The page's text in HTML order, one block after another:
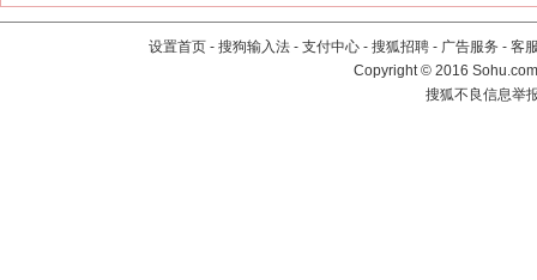
设置首页 - 搜狗输入法 - 支付中心 - 搜狐招聘 - 广告服务 - 客
Copyright©2016
搜狐不良信息举